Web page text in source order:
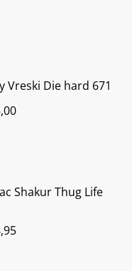
Vreski Die hard 671
Shakur Thug Life